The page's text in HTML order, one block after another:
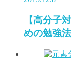
【高分子
めの勉強法